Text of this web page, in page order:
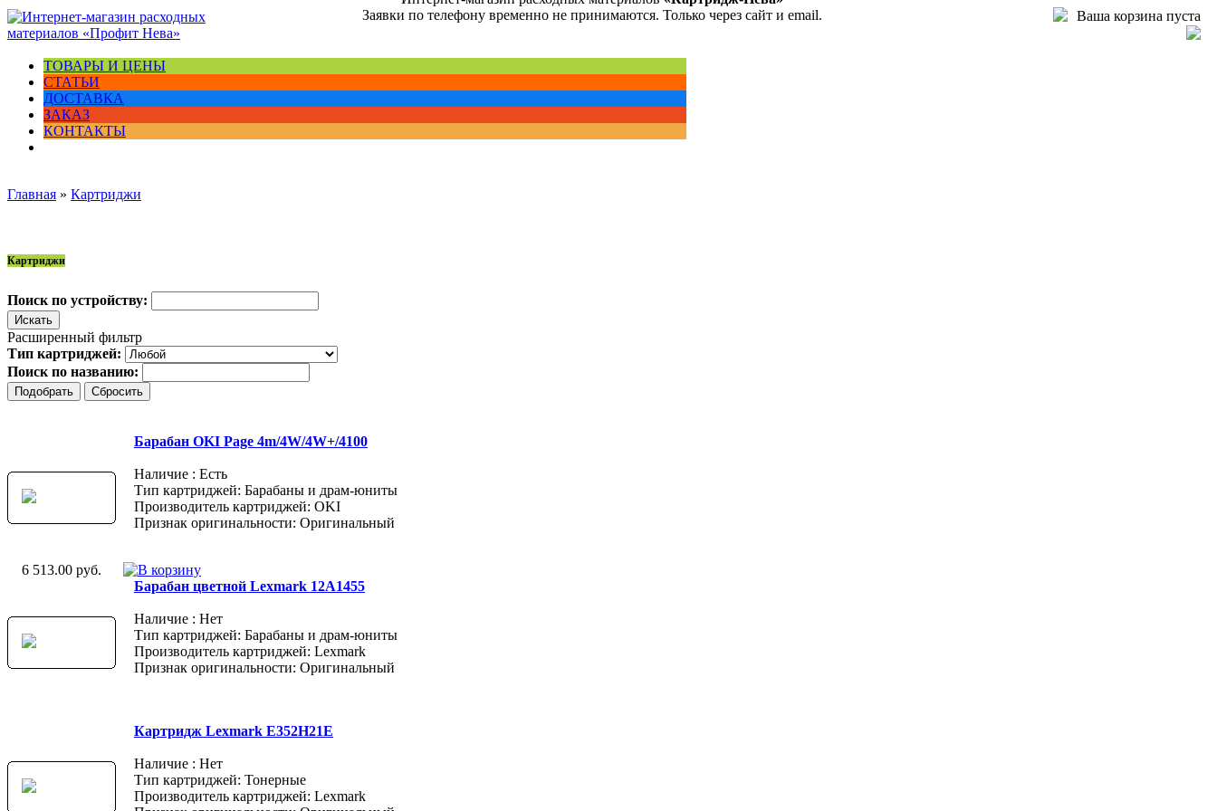
Заявки по телефону временно не принимаются. Только через сайт и email.
Ваша корзина пуста
ТОВАРЫ И ЦЕНЫ
СТАТЬИ
ДОСТАВКА
ЗАКАЗ
КОНТАКТЫ
Главная » Картриджи
Картриджи
Поиск по устройству:
Расширенный фильтр
Тип картриджей:
Поиск по названию:
Барабан OKI Page 4m/4W/4W+/4100
Наличие : Есть
Тип картриджей: Барабаны и драм-юниты
Производитель картриджей: OKI
Признак оригинальности: Оригинальный
6 513.00 руб.
Барабан цветной Lexmark 12A1455
Наличие : Нет
Тип картриджей: Барабаны и драм-юниты
Производитель картриджей: Lexmark
Признак оригинальности: Оригинальный
Картридж Lexmark E352H21E
Наличие : Нет
Тип картриджей: Тонерные
Производитель картриджей: Lexmark